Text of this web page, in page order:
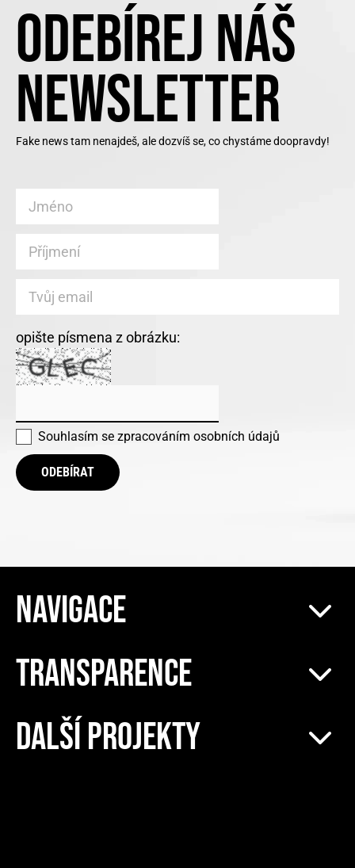
ODEBÍREJ NÁŠ
NEWSLETTER
Fake news tam nenajdeš, ale dozvíš se, co chystáme doopravdy!
opište písmena z obrázku:
Souhlasím se zpracováním osobních údajů
ODEBÍRAT
NAVIGACE
TRANSPARENCE
DALŠÍ PROJEKTY